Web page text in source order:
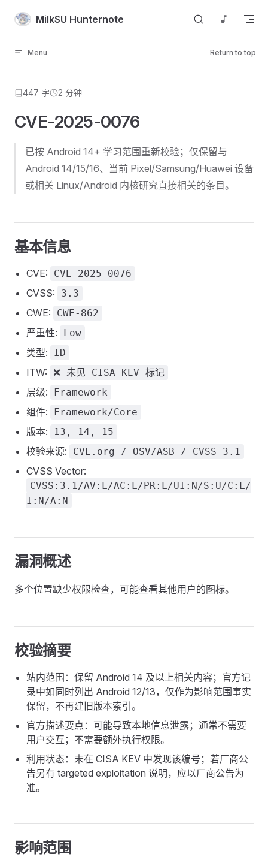
Skip to content
MilkSU Hunternote
Menu Return to top
447 字 2 分钟
CVE-2025-0076
已按 Android 14+ 学习范围重新校验；仅保留与
Android 14/15/16、当前 Pixel/Samsung/Huawei 设备
或相关 Linux/Android 内核研究直接相关的条目。
基本信息
CVE: CVE-2025-0076
CVSS: 3.3
CWE: CWE-862
严重性: Low
类型: ID
ITW: ❌ 未见 CISA KEV 标记
层级: Framework
组件: Framework/Core
版本: 13, 14, 15
校验来源: CVE.org / OSV/ASB / CVSS 3.1
CVSS Vector:
CVSS:3.1/AV:L/AC:L/PR:L/UI:N/S:U/C:L/
I:N/A:N
漏洞概述
多个位置缺少权限检查，可能查看其他用户的图标。
校验摘要
站内范围：保留 Android 14 及以上相关内容；官方记
录中如同时列出 Android 12/13，仅作为影响范围事实
保留，不再建旧版本索引。
官方描述要点：可能导致本地信息泄露；通常不需要
用户交互；不需要额外执行权限。
利用状态：未在 CISA KEV 中发现该编号；若厂商公
告另有 targeted exploitation 说明，应以厂商公告为
准。
影响范围